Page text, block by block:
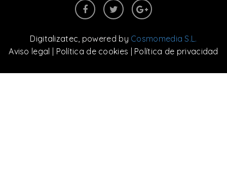
Digitalizatec , powered by Cosmomedia S.L.
Aviso legal | Política de cookies | Política de privacidad